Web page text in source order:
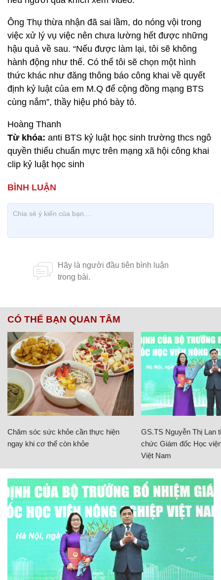
Ông Thụ thừa nhận đã sai lầm, do nóng vội trong
việc xử lý vụ việc nên chưa lường hết được những
hậu quả về sau. “Nếu được làm lại, tôi sẽ không
hành động như thế. Có thể tôi sẽ chọn một hình
thức khác như đăng thông báo công khai về quyết
định kỷ luật của em M.Q để cộng đồng mạng BTS
cùng nắm”, thầy hiệu phó bày tỏ.
Hoàng Thanh
Từ khóa: anti BTS kỷ luật học sinh trường thcs ngô
quyền thiếu chuẩn mực trên mạng xã hội công khai
clip kỷ luật học sinh
CÓ THỂ BẠN QUAN TÂM
Chăm sóc sức khỏe cần thực hiện
ngay khi cơ thể còn khỏe
GS.TS Nguyễn Thị Lan
chức Giám đốc Học
Việt Nam